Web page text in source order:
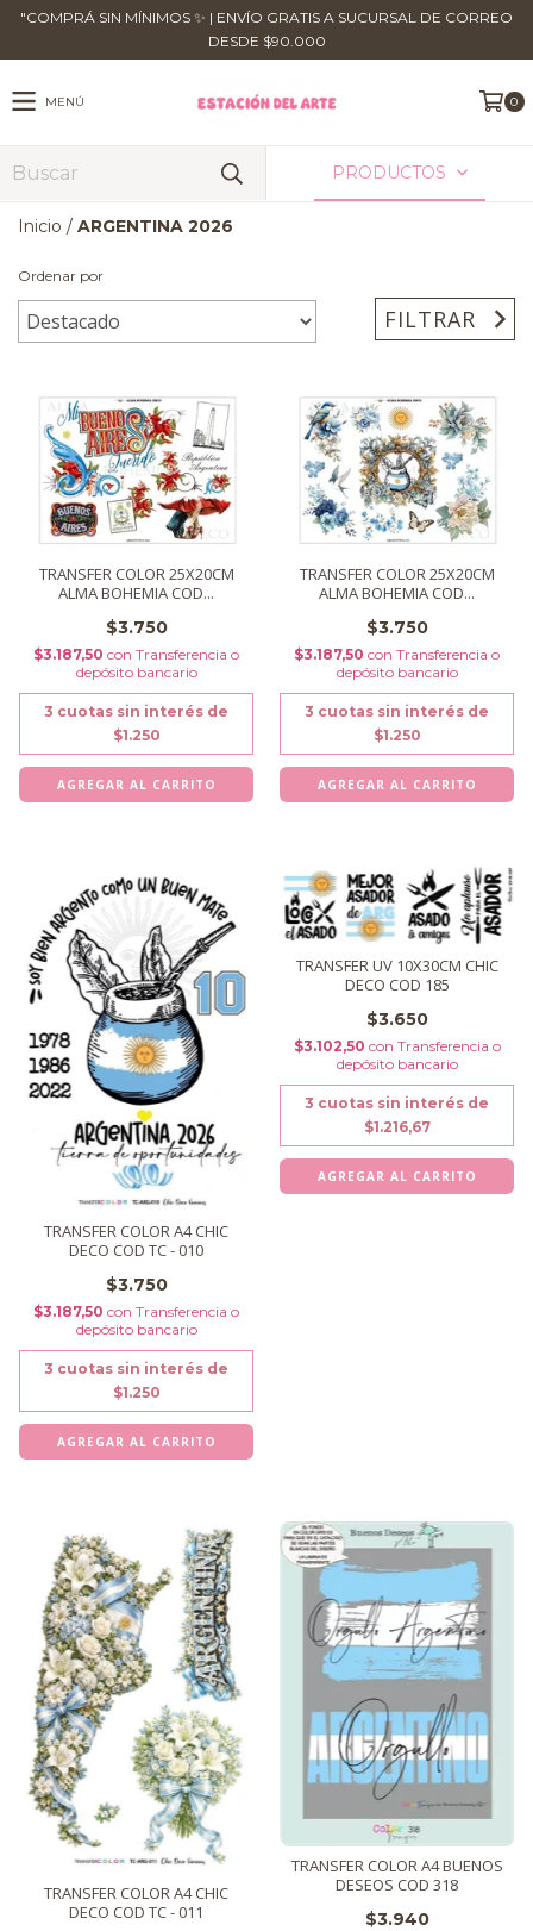
​"COMPRÁ SIN MÍNIMOS ✨ | ENVÍO GRATIS A SUCURSAL DE CORREO
DESDE $90.000
MENÚ 0
PRODUCTOS
Inicio / ARGENTINA 2026
Ordenar por
FILTRAR
TRANSFER COLOR 25X20CM
ALMA BOHEMIA COD...
$3.750
$3.187,50 con Transferencia o
depósito bancario
3 cuotas sin interés de
$1.250
TRANSFER COLOR 25X20CM
ALMA BOHEMIA COD...
$3.750
$3.187,50 con Transferencia o
depósito bancario
3 cuotas sin interés de
$1.250
TRANSFER COLOR A4 CHIC
DECO COD TC - 010
$3.750
$3.187,50 con Transferencia o
depósito bancario
3 cuotas sin interés de
$1.250
TRANSFER UV 10X30CM CHIC
DECO COD 185
$3.650
$3.102,50 con Transferencia o
depósito bancario
3 cuotas sin interés de
$1.216,67
TRANSFER COLOR A4 CHIC
DECO COD TC - 011
TRANSFER COLOR A4 BUENOS
DESEOS COD 318
$3.940